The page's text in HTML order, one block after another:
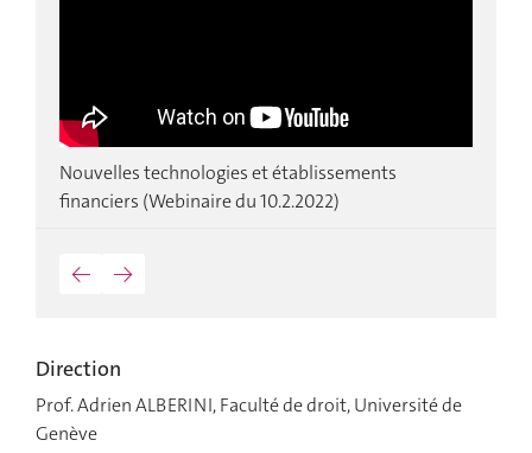
Nouvelles technologies et établissements
financiers (Webinaire du 10.2.2022)
← →
Direction
Prof. Adrien ALBERINI, Faculté de droit, Université de
Genève